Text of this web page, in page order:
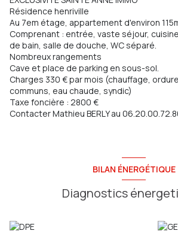
Résidence henriville
Au 7em étage, appartement d'environ
Comprenant : entrée, vaste séjour,
de bain, salle de douche, WC séparé.
Nombreux rangements
Cave et place de parking en sous-sol.
Charges 330 € par mois (chauffage,
communs, eau chaude, syndic)
Taxe foncière : 2800 €
Contacter Mathieu BERLY au
BILAN ÉNERGÉTIQUE
Diagnostics